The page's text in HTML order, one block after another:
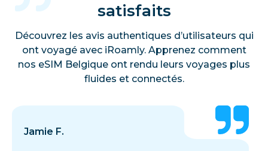
satisfaits
Découvrez les avis authentiques d’utilisateurs qui
ont voyagé avec iRoamly. Apprenez comment
nos eSIM Belgique ont rendu leurs voyages plus
fluides et connectés.
Jamie F.